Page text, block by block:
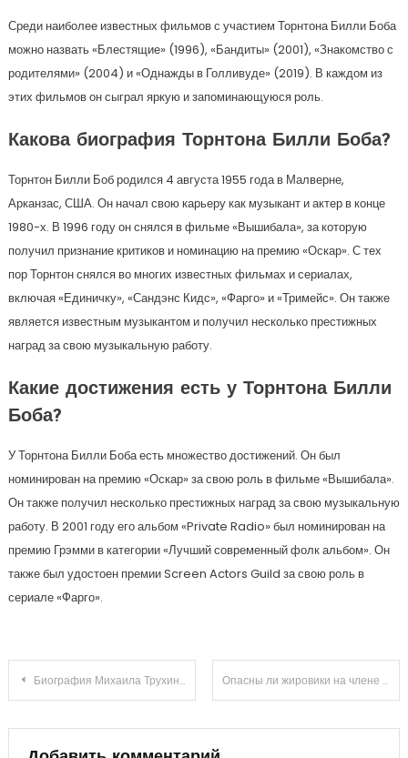
Среди наиболее известных фильмов с участием Торнтона Билли Боба
можно назвать «Блестящие» (1996), «Бандиты» (2001), «Знакомство с
родителями» (2004) и «Однажды в Голливуде» (2019). В каждом из
этих фильмов он сыграл яркую и запоминающуюся роль.
Какова биография Торнтона Билли Боба?
Торнтон Билли Боб родился 4 августа 1955 года в Малверне,
Арканзас, США. Он начал свою карьеру как музыкант и актер в конце
1980-х. В 1996 году он снялся в фильме «Вышибала», за которую
получил признание критиков и номинацию на премию «Оскар». С тех
пор Торнтон снялся во многих известных фильмах и сериалах,
включая «Единичку», «Сандэнс Кидс», «Фарго» и «Тримейс». Он также
является известным музыкантом и получил несколько престижных
наград за свою музыкальную работу.
Какие достижения есть у Торнтона Билли
Боба?
У Торнтона Билли Боба есть множество достижений. Он был
номинирован на премию «Оскар» за свою роль в фильме «Вышибала».
Он также получил несколько престижных наград за свою музыкальную
работу. В 2001 году его альбом «Private Radio» был номинирован на
премию Грэмми в категории «Лучший современный фолк альбом». Он
также был удостоен премии Screen Actors Guild за свою роль в
сериале «Фарго».
Навигация
по
Биография Михаила Трухина — известный бизнесмен, филантроп и политик, его личная жизнь, карьера и значимые достижения Опасны ли жировики на члене или яичках у мужчин и как их лечить